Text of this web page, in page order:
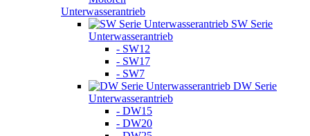
Unterwasserantrieb
SW Serie
Unterwasserantrieb
- SW12
- SW17
- SW7
DW Serie
Unterwasserantrieb
- DW15
- DW20